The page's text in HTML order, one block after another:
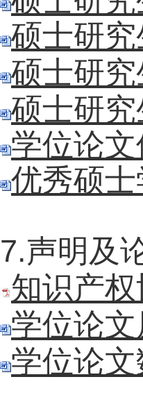
硕士研
硕士研
硕士研
学位论
优秀硕
7.声明及
知识产
学位论
学位论